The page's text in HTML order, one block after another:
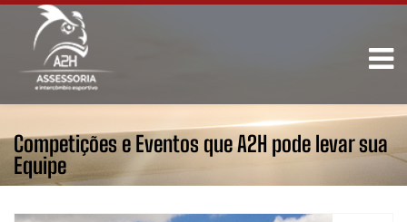
Competições e Eventos que A2H pode levar sua
Equipe